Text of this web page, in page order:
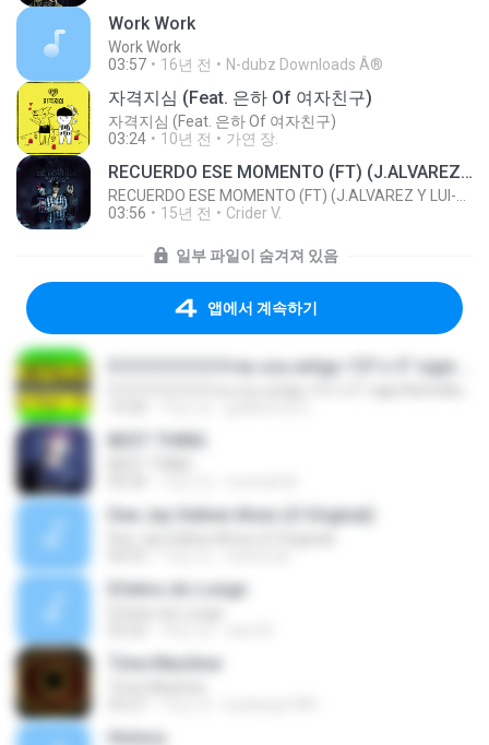
Work Work
Work Work
03:57
16년 전 N-dubz Downloads Â®
자격지심 (Feat. 은하 Of 여자친구)
자격지심 (Feat. 은하 Of 여자친구)
03:24
10년 전 가연 장.
RECUERDO ESE MOMENTO (FT) (J.ALVAREZ Y LUI-G 21 PLUS)
03:56
15년 전 Crider V.
일부 파일이 숨겨져 있음
앱에서 계속하기
Dee Jay Sidinei Alves (O Original)
Efeitos do Longe
Time Machine
History